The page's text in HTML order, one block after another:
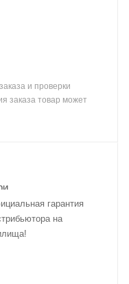
и проверки
заказа товар может
гарантия
на